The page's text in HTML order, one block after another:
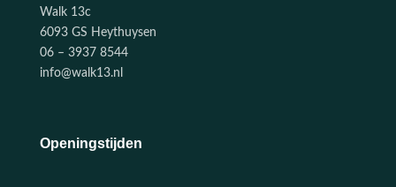
Walk 13c
6093 GS Heythuysen
06 – 3937 8544
info@walk13.nl
Openingstijden